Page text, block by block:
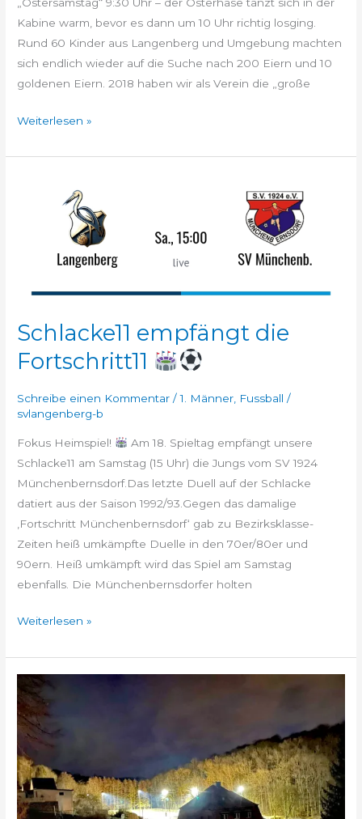
„Ostersamstag“ 9:30 Uhr – der Osterhase tanzt sich in der
Kabine warm, bevor es dann um 10 Uhr richtig losging.
Rund 60 Kinder aus Langenberg und Umgebung machten
sich endlich wieder auf die Suche nach 200 Eiern und 10
goldenen Eiern. 2018 haben wir als Verein die „große
Weiterlesen »
Schlacke11 empfängt die
Fortschritt11
Schreibe einen Kommentar /1. Männer Fussball /
svlangenberg-b
Fokus Heimspiel!
Am 18. Spieltag empfängt unsere
Schlacke11 am Samstag (15 Uhr) die Jungs vom SV 1924
Münchenbernsdorf.Das letzte Duell auf der Schlacke
datiert aus der Saison 1992/93.Gegen das damalige
‚Fortschritt Münchenbernsdorf‘ gab zu Bezirksklasse-
Zeiten heiß umkämpfte Duelle in den 70er/80er und
90ern. Heiß umkämpft wird das Spiel am Samstag
ebenfalls. Die Münchenbernsdorfer holten
empfängt
Fortschritt11
Weiterlesen »
Pokalfinale
bald
in
Langenberg?